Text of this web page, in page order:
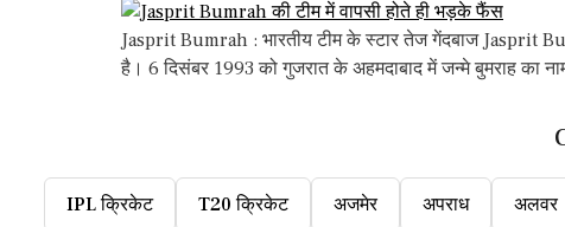
Jasprit Bumrah : भारतीय टीम के स्टार तेज गेंदबाज Jasprit
है। 6 दिसंबर 1993 को गुजरात के अहमदाबाद में जन्मे बुमराह का
IPL क्रिकेट T20 क्रिकेट अजमेर अपराध अलवर